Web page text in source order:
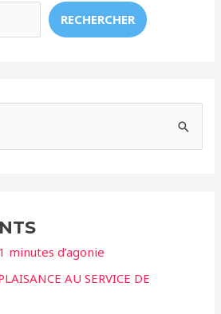
RECHERCHER
minutes d’agonie
AU SERVICE DE